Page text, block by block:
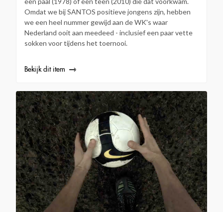
Omdat we bij SANTOS positieve jongens zijn, hebben
we een heel nummer gewijd aan de WK's waar
Nederland ooit aan meedeed - inclusief een paar vette
sokken voor tijdens het toernooi.
Bekijk dit item